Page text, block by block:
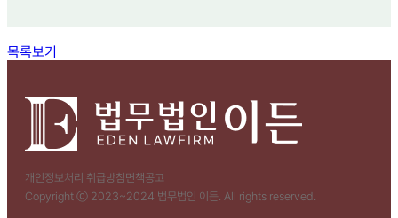
목록보기
개인정보처리 취급방침면책공고
Copyright ⓒ 2023~2024 법무법인 이든. All rights reserved.